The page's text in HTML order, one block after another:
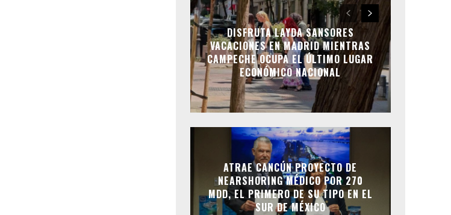
DISFRUTA LAYDA SANSORES
VACACIONES EN MADRID MIENTRAS
CAMPECHE OCUPA EL ÚLTIMO LUGAR
ECONÓMICO NACIONAL
ATRAE CANCÚN PROYECTO DE
NEARSHORING MÉDICO POR 270
MDD, EL PRIMERO DE SU TIPO EN EL
SUR DE MÉXICO